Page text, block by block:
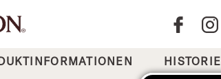
HISTORIE